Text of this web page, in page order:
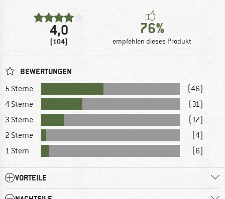
4,0
(104)
76%
empfehlen dieses Produkt
BEWERTUNGEN
5 Sterne
(46)
4 Sterne
(31)
3 Sterne
(17)
2 Sterne
(4)
1 Stern
(6)
VORTEILE